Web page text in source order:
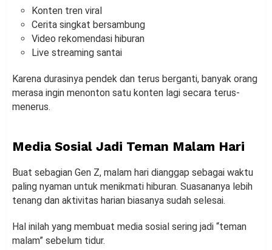
Konten tren viral
Cerita singkat bersambung
Video rekomendasi hiburan
Live streaming santai
Karena durasinya pendek dan terus berganti, banyak orang
merasa ingin menonton satu konten lagi secara terus-
menerus.
Media Sosial Jadi Teman Malam Hari
Buat sebagian Gen Z, malam hari dianggap sebagai waktu
paling nyaman untuk menikmati hiburan. Suasananya lebih
tenang dan aktivitas harian biasanya sudah selesai.
Hal inilah yang membuat media sosial sering jadi “teman
malam” sebelum tidur.